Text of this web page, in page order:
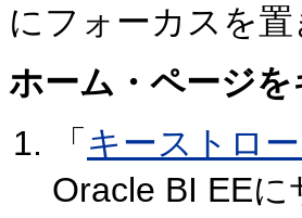
にフォーカスを置
ホーム・ページ
「 キーストロ
Oracle BI EE